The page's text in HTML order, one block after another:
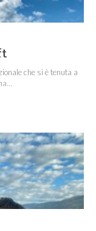
che si è tenuta a